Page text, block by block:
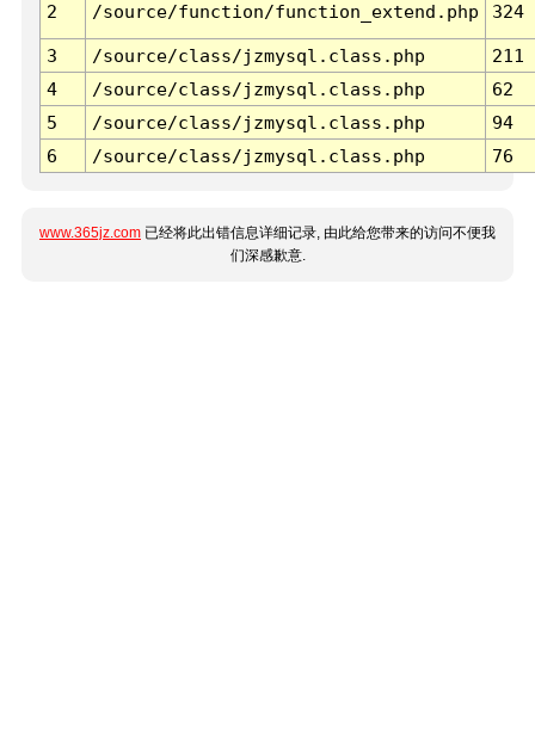
2 /source/function/function_extend.php 324
3 /source/class/jzmysql.class.php
211
4
/source/class/jzmysql.class.php
62
5
/source/class/jzmysql.class.php
94
6
/source/class/jzmysql.class.php 76
www.365jz.com 已经将此出错信息详细记录, 由此给您带来的访问不便我
们深感歉意.